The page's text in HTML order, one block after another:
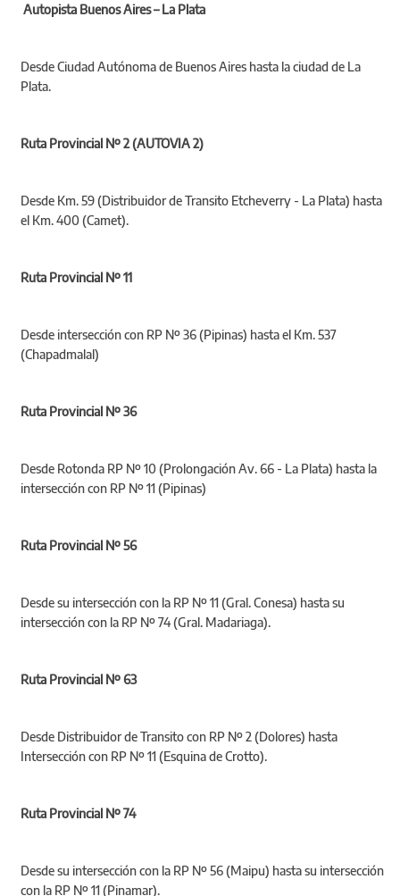
Autopista Buenos Aires – La Plata
Desde Ciudad Autónoma de Buenos Aires hasta la ciudad de La
Plata.
Ruta Provincial Nº 2 (AUTOVIA 2)
Desde Km. 59 (Distribuidor de Transito Etcheverry - La Plata) hasta
el Km. 400 (Camet).
Ruta Provincial Nº 11
Desde intersección con RP Nº 36 (Pipinas) hasta el Km. 537
(Chapadmalal)
Ruta Provincial Nº 36
Desde Rotonda RP Nº 10 (Prolongación Av. 66 - La Plata) hasta la
intersección con RP Nº 11 (Pipinas)
Ruta Provincial Nº 56
Desde su intersección con la RP Nº 11 (Gral. Conesa) hasta su
intersección con la RP Nº 74 (Gral. Madariaga).
Ruta Provincial Nº 63
Desde Distribuidor de Transito con RP Nº 2 (Dolores) hasta
Intersección con RP Nº 11 (Esquina de Crotto).
Ruta Provincial Nº 74
Desde su intersección con la RP Nº 56 (Maipu) hasta su intersección
con la RP Nº 11 (Pinamar).